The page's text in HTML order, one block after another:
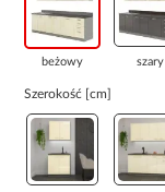
beżowy szary
Szerokość [cm]